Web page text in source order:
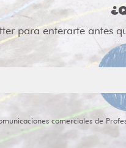
para enterarte antes
comerciales de